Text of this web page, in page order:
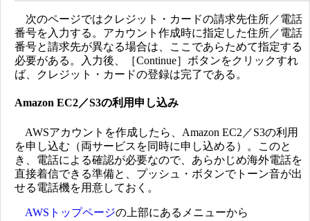
次のページではクレジット・カードの請求先住所／電話
番号を入力する。アカウント作成時に指定した住所／電話
番号と請求先が異なる場合は、ここであらためて指定する
必要がある。入力後、［Continue］ボタンをクリックすれ
ば、クレジット・カードの登録は完了である。
Amazon EC2／S3の利用申し込み
AWSアカウントを作成したら、Amazon EC2／S3の利用
を申し込む（両サービスを同時に申し込める）。このと
き、電話による確認が必要なので、あらかじめ海外電話を
直接着信できる準備と、プッシュ・ボタンでトーン音が出
せる電話機を用意しておく。
AWSトップページの上部にあるメニューから